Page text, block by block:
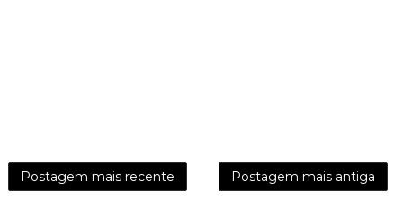
Postagem mais recente Postagem mais antiga